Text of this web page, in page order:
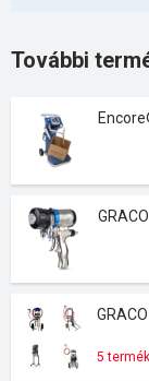
További
5 termék